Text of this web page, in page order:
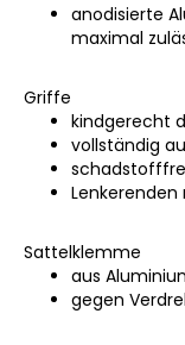
anodisierte
maximal
Griffe
kindgerecht
vollständig
Sattelklemme
aus
gegen